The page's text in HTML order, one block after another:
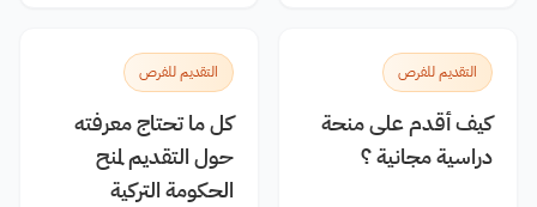
التقديم للفرص
كيف أقدم على منحة
دراسية مجانية ؟
التقديم للفرص
كل ما تحتاج معرفته
حول التقديم لمنح
الحكومة التركية